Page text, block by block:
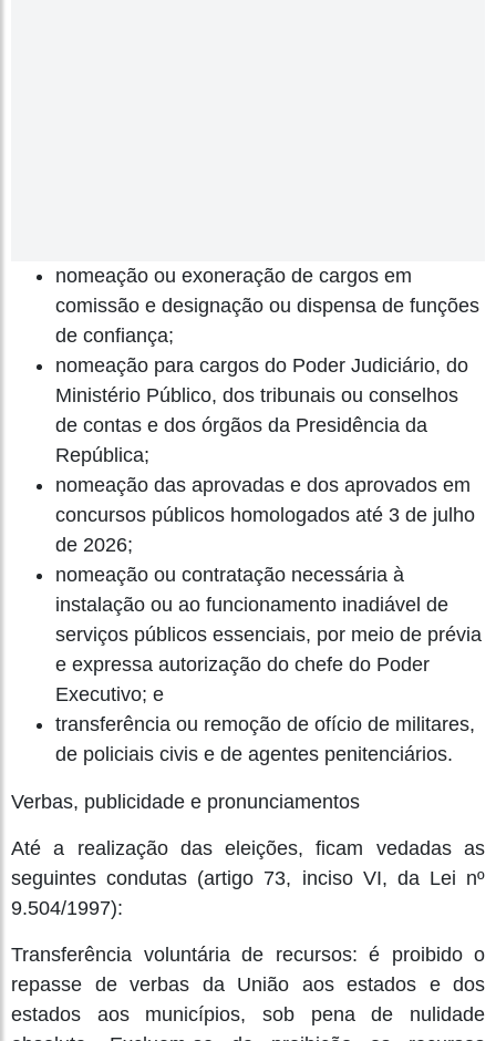
nomeação ou exoneração de cargos em
comissão e designação ou dispensa de funções
de confiança;
nomeação para cargos do Poder Judiciário, do
Ministério Público, dos tribunais ou conselhos
de contas e dos órgãos da Presidência da
República;
nomeação das aprovadas e dos aprovados em
concursos públicos homologados até 3 de julho
de 2026;
nomeação ou contratação necessária à
instalação ou ao funcionamento inadiável de
serviços públicos essenciais, por meio de prévia
e expressa autorização do chefe do Poder
Executivo; e
transferência ou remoção de ofício de militares,
de policiais civis e de agentes penitenciários.
Verbas, publicidade e pronunciamentos
Até a realização das eleições, ficam vedadas as
seguintes condutas (artigo 73, inciso VI, da Lei nº
9.504/1997):
Transferência voluntária de recursos: é proibido o
repasse de verbas da União aos estados e dos
estados aos municípios, sob pena de nulidade